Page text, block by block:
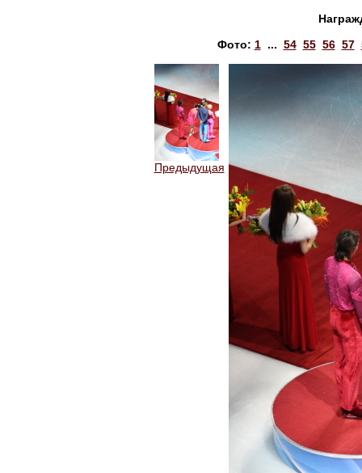
Фото: 1... 54 55 56 57
Предыдущая